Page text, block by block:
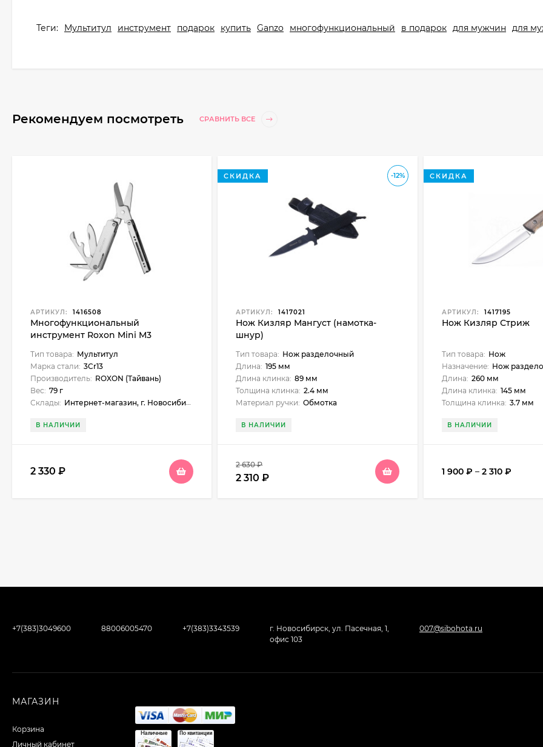
Теги: Мультитул инструмент подарок купить Ganzo многофункциональный в подарок для мужчин для
Рекомендуем посмотреть СРАВНИТЬ ВСЕ
АРТИКУЛ: 1416508
Многофункциональный
инструмент Roxon Mini M3
Тип товара: Мультитул
Марка стали: 3Cr13
Производитель: ROXON (Тайвань)
Вес: 79 г
Склады: Интернет-магазин, г. Новосибирск, Новосибирск, ул. Нарымская, 23, Бердск, ул. Карла Маркса, 1, Искитим, ул. Станционная, 1б (ЖУМ), Куйбышев, ул. Чехова, 18, Черепаново, ул. Республиканская, 61, Бийск, ул. Больничный взвоз, 8, Бердск, ул. Ленина, 89
В НАЛИЧИИ
2 330 ₽
-12%
СКИДКА
АРТИКУЛ: 1417021
Нож Кизляр Мангуст (намотка-
шнур)
Тип товара: Нож разделочный
Длина: 195 мм
Длина клинка: 89 мм
Толщина клинка: 2.4 мм
Материал ручки: Обмотка
В НАЛИЧИИ
2 630₽
2 310₽
СКИДКА
АРТИКУЛ: 1417195
Нож Кизляр Стриж
Тип товара: Нож
Назначение: Нож
Длина: 260 мм
Длина клинка: 145 мм
Толщина клинка: 3.7 мм
В НАЛИЧИИ
1 900 ₽ – 2 310 ₽
+7(383)3049600 88006005470 +7(383)3343539
г. Новосибирск, ул. Пасечная, 1,
офис 103
007@sibohota.ru
МАГАЗИН
Корзина
Личный кабинет